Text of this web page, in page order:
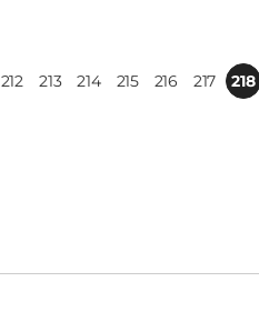
212 213 214 215 216 217 218